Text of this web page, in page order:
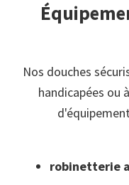
Nos douches
handicapées ou
robinetterie